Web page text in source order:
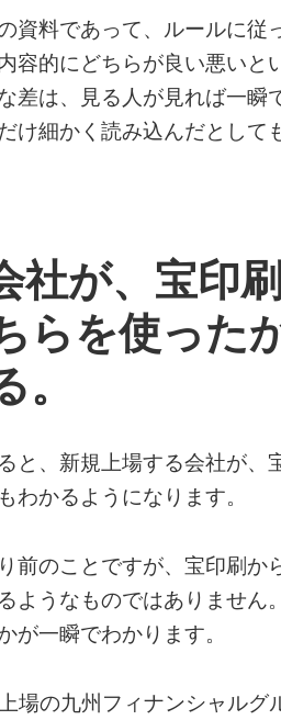
資料であって、ルールに従
容的にどちらが良い悪いと
差は、見る人が見れば一瞬
け細かく読み込んだとして
社が、宝印
らを使った
と、新規上場する会社が、
わかるようになります。
前のことですが、宝印刷か
ようなものではありません
が一瞬でわかります。
場の九州フィナンシャルグ